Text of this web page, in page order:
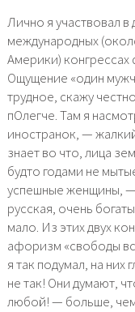
Лично я участвовал
международных
Америки)
Ощущение «один
трудное, скажу
пОлегче. Там я
иностранок, —
знает во что, лица
будто годами не
успешные женщины, —
русская, очень
мало. Из этих двух
афоризм «свободы
я так подумал, на
не так! Они думают,
любой! — больше,